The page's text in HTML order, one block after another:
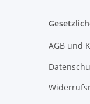
AGB und